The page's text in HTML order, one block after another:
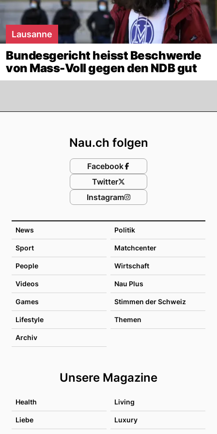
Lausanne
Bundesgericht heisst Beschwerde
von Mass-Voll gegen den NDB gut
News Politik
Sport Matchcenter
People Wirtschaft
Videos Nau Plus
Games Stimmen der Schweiz
Lifestyle Themen
Archiv
Unsere Magazine
Health Living
Liebe Luxury
Nau.ch folgen
Facebook
Twitter
Instagram